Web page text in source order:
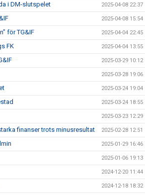
i DM-slutspelet 2025-04-08 22:37
2025-04-08 15:54
för TG&IF 2025-04-04 22:45
FK 2025-04-04 13:55
2025-03-29 10:12
2025-03-28 19:06
2025-03-24 19:04
2025-03-24 18:55
2025-03-23 12:29
finanser trots minusresultat 2025-02-28 12:51
2025-01-29 16:46
2025-01-06 19:13
2024-12-20 11:44
2024-12-18 18:32